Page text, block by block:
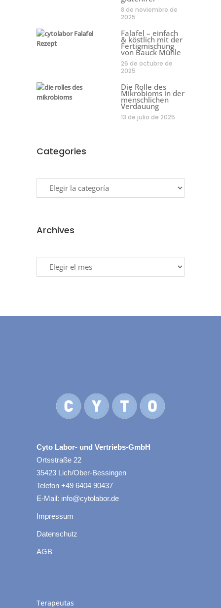
8 de noviembre de
2025
Falafel – einfach
& köstlich mit der
Fertigmischung
von Bauck Mühle
26 de octubre de
2025
Die Rolle des
Mikrobioms in der
menschlichen
Verdauung
13 de julio de 2025
Categories
Archives
Cyto Labor- und Vertriebs-GmbH
Ortsstraße 22
35423 Lich/Ober-Bessingen
Telefon +49 6404 90437
E-Mail: info@cytolabor.de
Impressum
Datenschutz
AGB
Terapeutas